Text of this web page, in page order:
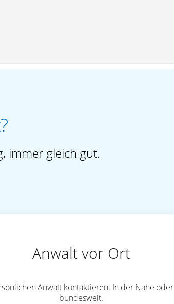
immer gleich gut.
Anwalt vor Ort
Anwalt kontaktieren. In der Nähe oder
bundesweit.